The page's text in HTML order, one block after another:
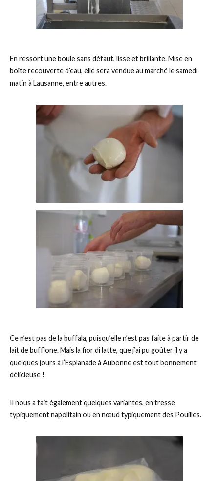
En ressort une boule sans défaut, lisse et brillante. Mise en
boîte recouverte d’eau, elle sera vendue au marché le samedi
matin à Lausanne, entre autres.
Ce n’est pas de la buffala, puisqu’elle n’est pas faite à partir de
lait de bufflone. Mais la fior di latte, que j’ai pu goûter il y a
quelques jours à l’Esplanade à Aubonne est tout bonnement
délicieuse !
Il nous a fait également quelques variantes, en tresse
typiquement napolitain ou en nœud typiquement des Pouilles.